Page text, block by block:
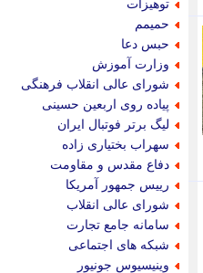
توهیزات
حمیمم
حبس دعا
وزارت آموزش
شورای عالی انقلاب فرهنگی
پیاده روی اربعین حسینی
لیگ برتر فوتبال ایران
سهراب بختیاری زاده
دفاع مقدس و مقاومت
رییس جمهور آمریکا
شورای عالی انقلاب
سامانه جامع تجارت
شبکه های اجتماعی
وینیسیوس جونیور